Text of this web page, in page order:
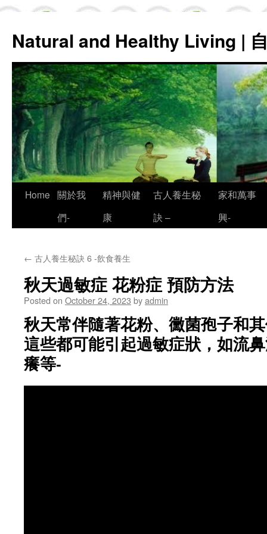
Natural and Healthy Living |
Skip
Home 關於我
們-
精神與健
康
古人養生秘
訣 –
家和萬事
興-
← 古人養生秘訣 6 -飲食養生
秋天過敏症 花粉症 預防方法
Posted on October 24, 2023 byadmin
秋天常伴隨著花粉、黴菌孢子和
這些都可能引起過敏症狀，如流
癢等-